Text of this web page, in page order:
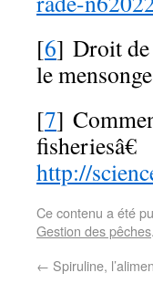
[6] Droit de
le
[7]
fisheriesâ€
http://
Ce contenu a été
Gestion des pêches
← Spiruline,